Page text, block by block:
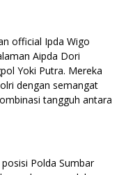
official Ipda Wigo
Aipda Dori
Yoki Putra. Mereka
dengan semangat
tangguh antara
Polda Sumbar